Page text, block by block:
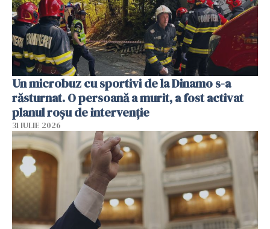
Un microbuz cu sportivi de la Dinamo s-a
răsturnat. O persoană a murit, a fost activat
planul roșu de intervenție
31 IULIE 2026